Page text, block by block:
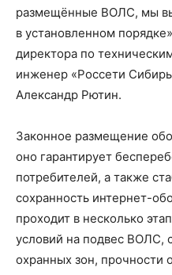
размещённые ВОЛС, мы
в установленном
директора по
инженер «Россети
Александр Рютин.
Законное размещение
оно гарантирует
потребителей, а также
сохранность интернет-
проходит в несколько
условий на подвес ВОЛС,
охранных зон, прочности